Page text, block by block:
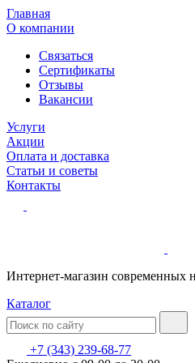
Главная
О компании
Связаться
Сертификаты
Отзывы
Вакансии
Услуги
Акции
Оплата и доставка
Статьи и советы
Контакты
Интернет-магазин современных
Каталог
+7 (343) 239-68-77